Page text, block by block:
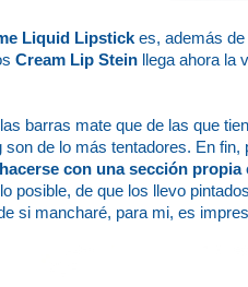
Liquid Lipstick es, además
Cream Lip Stein llega ahora la
barras mate que de las que
de lo más tentadores. En fin,
con una sección
posible, de que los llevo
si mancharé, para mi, es